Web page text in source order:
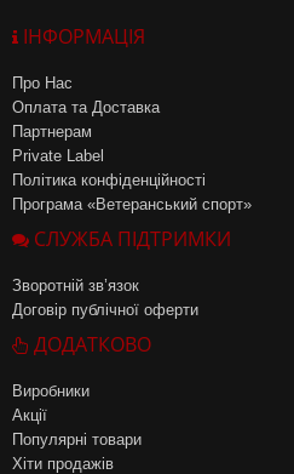
ІНФОРМАЦІЯ
Про Нас
Оплата та Доставка
Партнерам
Private Label
Політика конфіденційності
Програма «Ветеранський спорт»
СЛУЖБА ПІДТРИМКИ
Зворотній зв’язок
Договір публічної оферти
ДОДАТКОВО
Виробники
Акції
Популярні товари
Хіти продажів